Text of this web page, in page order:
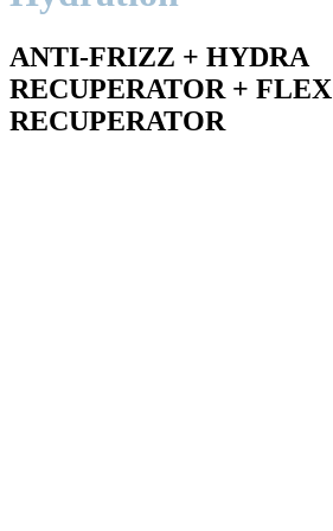
ANTI-FRIZZ + HYDRA
RECUPERATOR + FLEX
RECUPERATOR